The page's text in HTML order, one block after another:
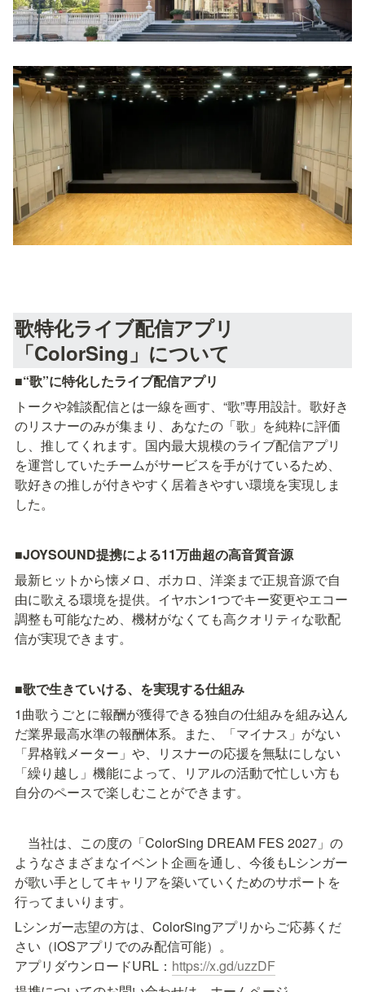
歌特化ライブ配信アプリ
「ColorSing」について
■“歌”に特化したライブ配信アプリ
トークや雑談配信とは一線を画す、“歌”専用設計。歌好き
のリスナーのみが集まり、あなたの「歌」を純粋に評価
し、推してくれます。国内最大規模のライブ配信アプリ
を運営していたチームがサービスを手がけているため、
歌好きの推しが付きやすく居着きやすい環境を実現しま
した。
■JOYSOUND提携による11万曲超の高音質音源
最新ヒットから懐メロ、ボカロ、洋楽まで正規音源で自
由に歌える環境を提供。イヤホン1つでキー変更やエコー
調整も可能なため、機材がなくても高クオリティな歌配
信が実現できます。
■歌で生きていける、を実現する仕組み
1曲歌うごとに報酬が獲得できる独自の仕組みを組み込ん
だ業界最高水準の報酬体系。また、「マイナス」がない
「昇格戦メーター」や、リスナーの応援を無駄にしない
「繰り越し」機能によって、リアルの活動で忙しい方も
自分のペースで楽しむことができます。
当社は、この度の「ColorSing DREAM FES 2027」の
ようなさまざまなイベント企画を通し、今後もLシンガー
が歌い手としてキャリアを築いていくためのサポートを
行ってまいります。
Lシンガー志望の方は、ColorSingアプリからご応募くだ
さい（iOSアプリでのみ配信可能）。
アプリダウンロードURL： https://x.gd/uzzDF